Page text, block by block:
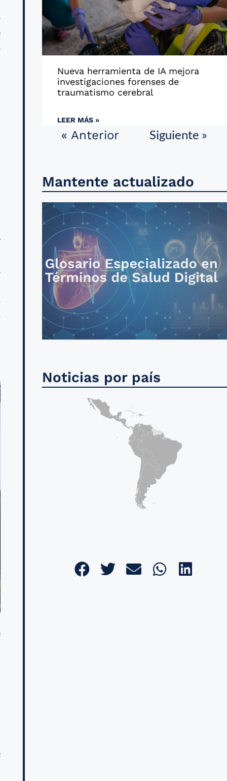
Nueva herramienta de IA mejora
investigaciones forenses de
traumatismo cerebral
LEER MÁS »
« Anterior Siguiente »
Mantente actualizado
Noticias por país